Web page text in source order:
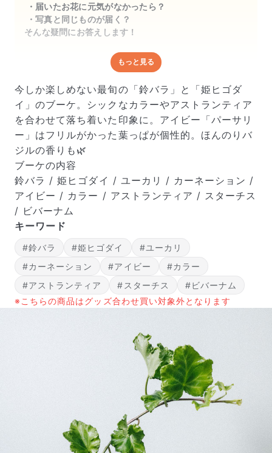
届いたお花に元気がなかったら？
写真と同じものが届く？
そんな疑問にお答えします！
どんな梱包で届くの？
出荷前に水揚げ（花が水を吸いやすくなる処理）を施
し、専用ボックスに丁寧に梱包してお届けしています。
きゅっとまとめられて一見窮屈そうに見えますが、輸送
中の衝撃による折れや擦れを軽減する効果があります。
届いたお花に元気がなかったら？
もし届いたお花に「枯れている」「折れている」などの
不備があった場合は、些細なことでもお気軽にサポート
もっと見る
今しか楽しめない最旬の「鈴バラ」と「姫ヒゴダ
イ」のブーケ。シックなカラーやアストランティア
を合わせて落ち着いた印象に。アイビー「パーサリ
ー」はフリルがかった葉っぱが個性的。ほんのりバ
ジルの香りも🌿
ブーケの内容
鈴バラ / 姫ヒゴダイ / ユーカリ / カーネーション /
アイビー / カラー / アストランティア / スターチス
/ ビバーナム
キーワード
#鈴バラ #姫ヒゴダイ
#ユーカリ
#カーネーション
#アイビー
#カラー
#アストランティア
#スターチス
#ビバーナム
※こちらの商品はグッズ合わせ買い対象外となります